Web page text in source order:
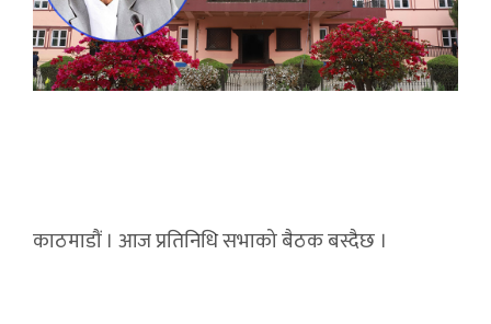
काठमाडौं । आज प्रतिनिधि सभाको बैठक बस्दैछ ।